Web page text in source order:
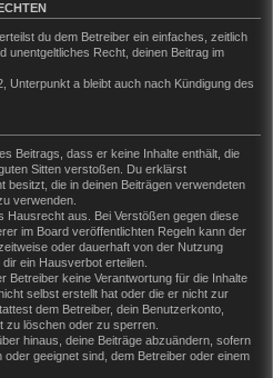
du dem Betreiber ein einfaches, zeitlich
unentgeltliches Recht, deinen Beitrag im
Unterpunkt a bleibt auch nach Kündigung des
Beitrags, dass er keine Inhalte enthält, die
Sitten verstoßen. Du erklärst
besitzt, die in deinen Beiträgen verwendeten
verwenden.
Hausrecht aus. Bei Verstößen gegen diese
im Board veröffentlichten Regeln kann der
oder dauerhaft von der Nutzung
ein Hausverbot erteilen.
Betreiber keine Verantwortung für die Inhalte
selbst erstellt hat oder die er nicht zur
dem Betreiber, dein Benutzerkonto,
zu löschen oder zu sperren.
hinaus, deine Beiträge abzuändern, sofern
geeignet sind, dem Betreiber oder einem